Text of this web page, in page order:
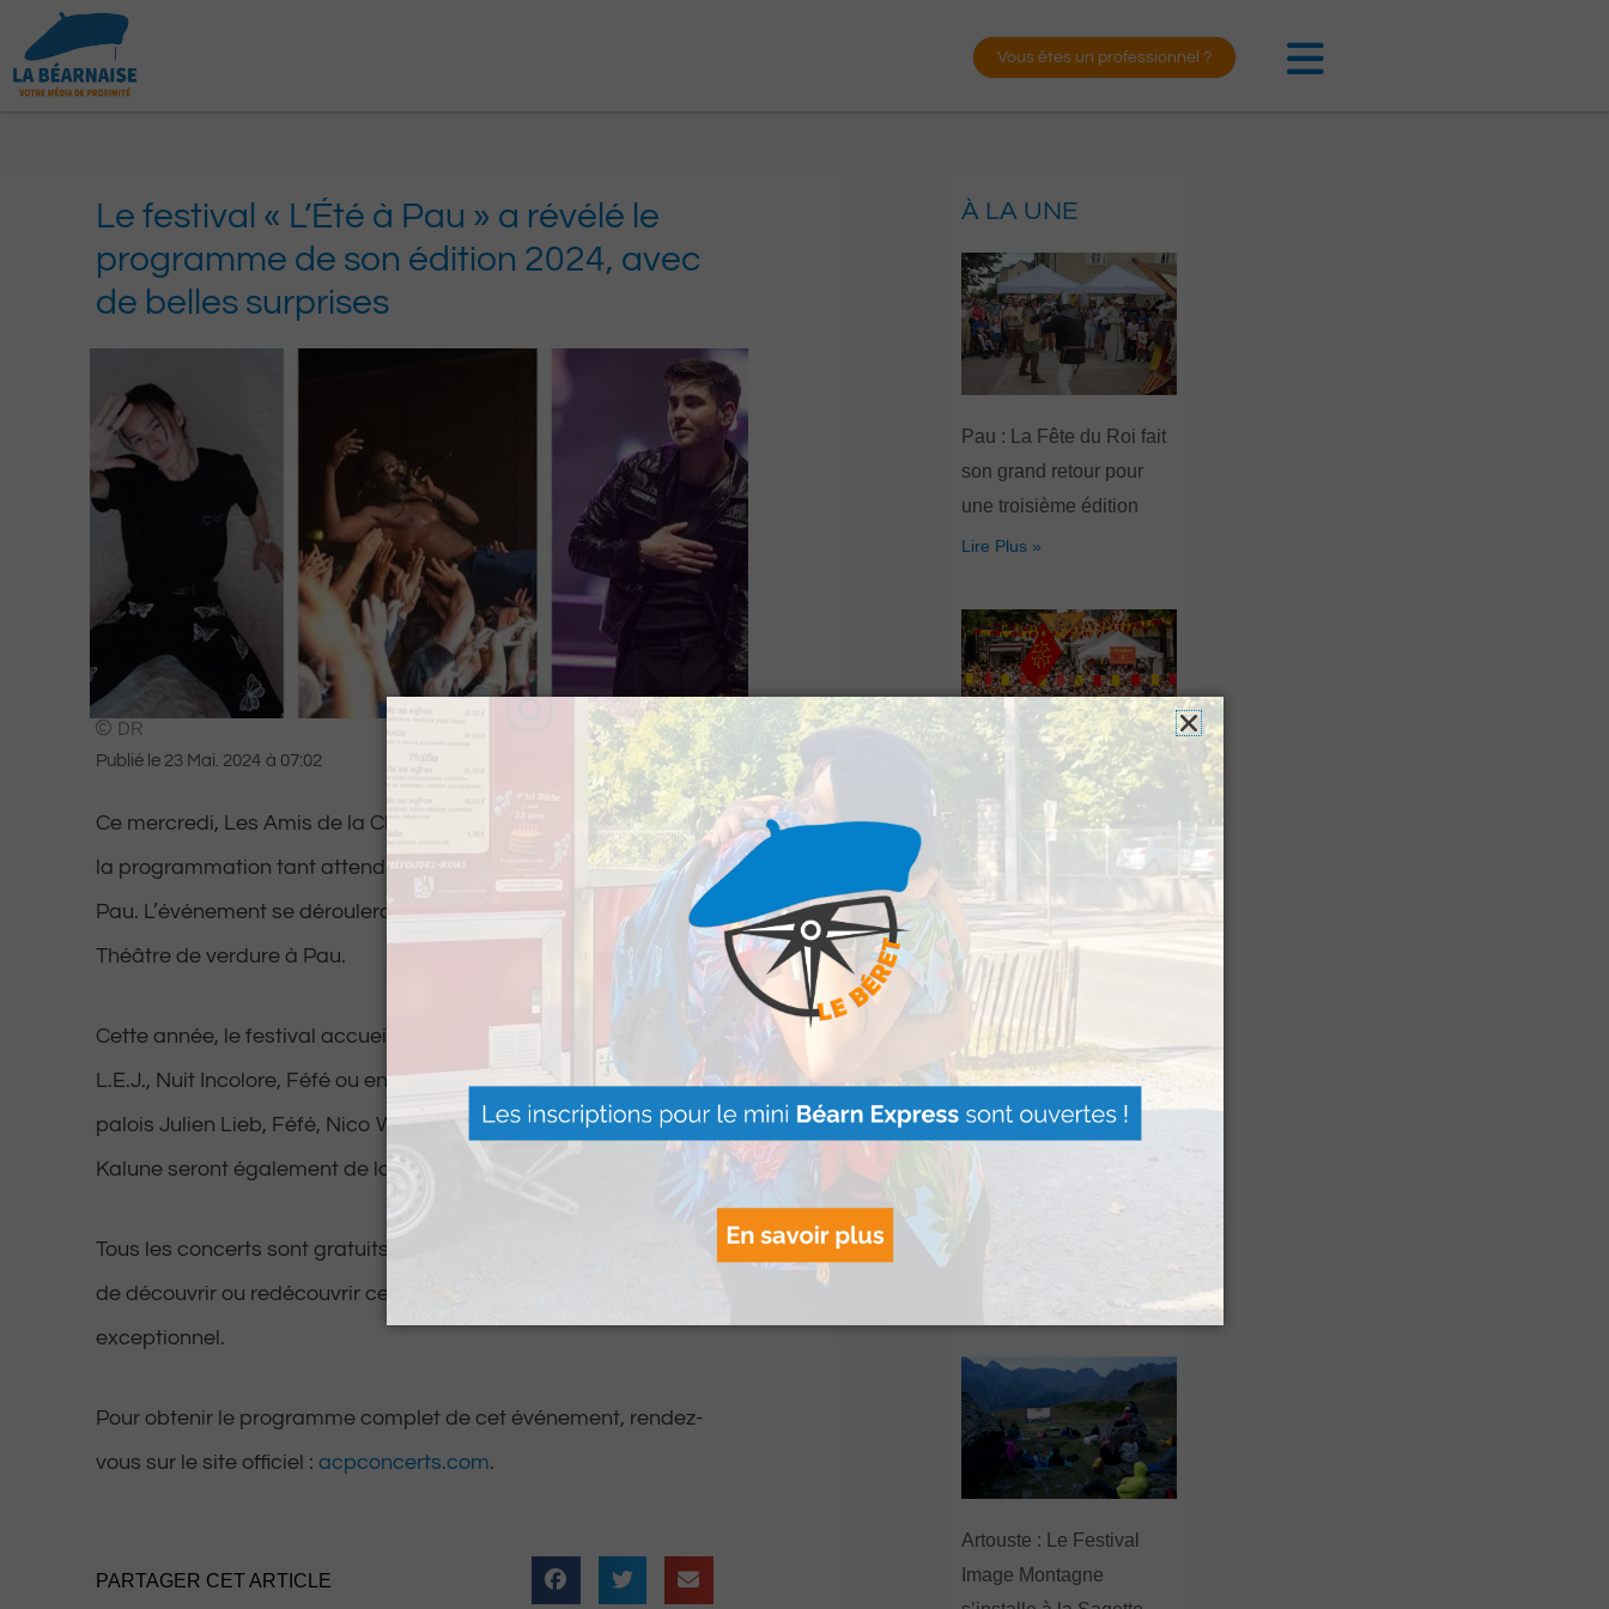
contenu
Vous êtes un professionnel ?
Le festival « L’Été à Pau » a révélé le
programme de son édition 2024, avec
de belles surprises
DR
Publié le 23 Mai. 2024 à 07:02
Ce mercredi, Les Amis de la Chanson Populaire ont levé le voile sur
la programmation tant attendue de la 43e édition du festival Été à
Pau. L’événement se déroulera du 18 juillet au 3 août prochain, au
Théâtre de verdure à Pau.
Cette année, le festival accueillera des artistes de renom tels que
L.E.J., Nuit Incolore, Féfé ou encore Bertrand Belin. L’académicien
palois Julien Lieb, Féfé, Nico Wayne Toussaint et le béarnais
Kalune seront également de la partie.
Tous les concerts sont gratuits, offrant ainsi une opportunité unique
de découvrir ou redécouvrir ces talents dans un cadre
exceptionnel.
Pour obtenir le programme complet de cet événement, rendez-
vous sur le site officiel : acpconcerts.com.
PARTAGER CET ARTICLE
À LA UNE
Pau : La Fête du Roi fait
son grand retour pour
une troisième édition
Lire Plus »
Hestiv’Òc : Les férias
Béarnaises font leur
grand retour à Pau
Lire Plus »
offert par Version
Voyages pour les grands
Artouste : Le Festival
Image Montagne